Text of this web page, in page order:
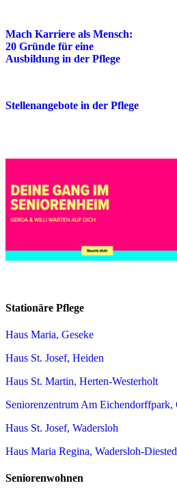
Mach Karriere als Mensch:
20 Gründe für eine
Ausbildung in der Pflege
Stellenangebote in der Pflege
Stationäre Pflege
Haus Maria, Geseke
Haus St. Josef, Heiden
Haus St. Martin, Herten-Westerholt
Seniorenzentrum Am Eichendorffpark,
Haus St. Josef, Wadersloh
Haus Maria Regina, Wadersloh-
Seniorenwohnen